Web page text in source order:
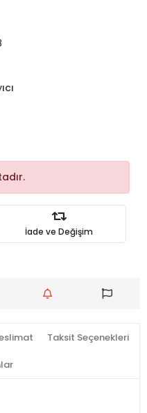
İade ve Değişim
Taksit Seçenekleri